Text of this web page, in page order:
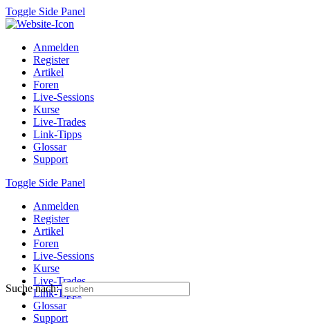
Toggle Side Panel
Anmelden
Register
Artikel
Foren
Live-Sessions
Kurse
Live-Trades
Link-Tipps
Glossar
Support
Toggle Side Panel
Anmelden
Register
Artikel
Foren
Live-Sessions
Kurse
Live-Trades
Link-Tipps
Glossar
Support
Suche nach: